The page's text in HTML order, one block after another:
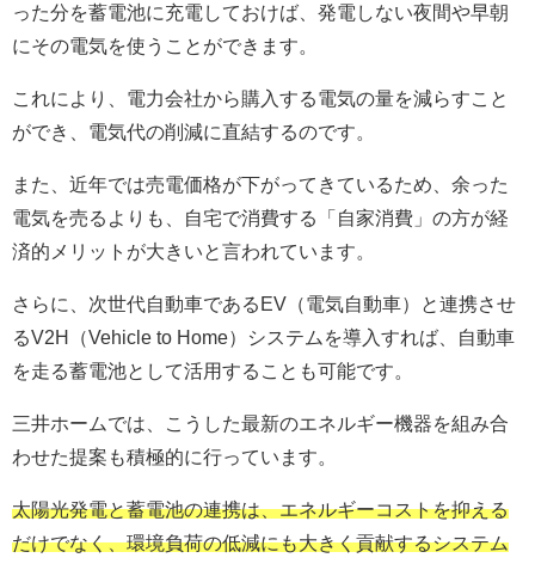
った分を蓄電池に充電しておけば、発電しない夜間や早朝
にその電気を使うことができます。
これにより、電力会社から購入する電気の量を減らすこと
ができ、電気代の削減に直結するのです。
また、近年では売電価格が下がってきているため、余った
電気を売るよりも、自宅で消費する「自家消費」の方が経
済的メリットが大きいと言われています。
さらに、次世代自動車であるEV（電気自動車）と連携させ
るV2H（Vehicle to Home）システムを導入すれば、自動車
を走る蓄電池として活用することも可能です。
三井ホームでは、こうした最新のエネルギー機器を組み合
わせた提案も積極的に行っています。
太陽光発電と蓄電池の連携は、エネルギーコストを抑える
だけでなく、環境負荷の低減にも大きく貢献するシステム